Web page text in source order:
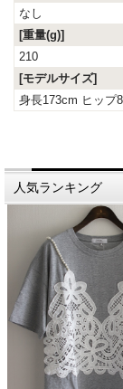
なし
[重量(g)]
210
[モデルサイズ]
身長173cm ヒップ
人気ランキング